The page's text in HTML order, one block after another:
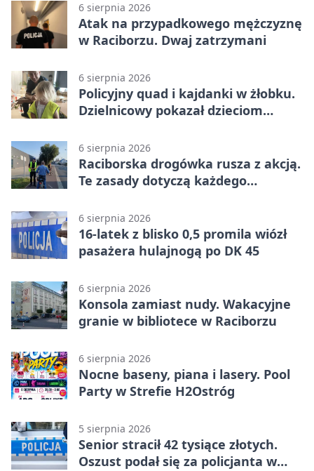
6 sierpnia 2026
Atak na przypadkowego mężczyznę
w Raciborzu. Dwaj zatrzymani
6 sierpnia 2026
Policyjny quad i kajdanki w żłobku.
Dzielnicowy pokazał dzieciom
6 sierpnia 2026
Raciborska drogówka rusza z akcją.
Te zasady dotyczą każdego
6 sierpnia 2026
16-latek z blisko 0,5 promila wiózł
pasażera hulajnogą po DK 45
6 sierpnia 2026
Konsola zamiast nudy. Wakacyjne
granie w bibliotece w Raciborzu
6 sierpnia 2026
Nocne baseny, piana i lasery. Pool
Party w Strefie H2Ostróg
5 sierpnia 2026
Senior stracił 42 tysiące złotych.
Oszust podał się za policjanta w